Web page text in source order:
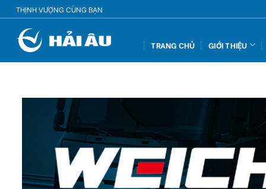
Skip
to
content
THỊNH VƯỢNG CÙNG BẠN
TRANG CHỦ GIỚI THIỆU